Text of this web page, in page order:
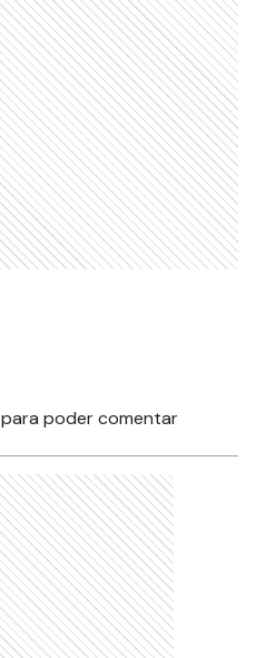
para poder comentar